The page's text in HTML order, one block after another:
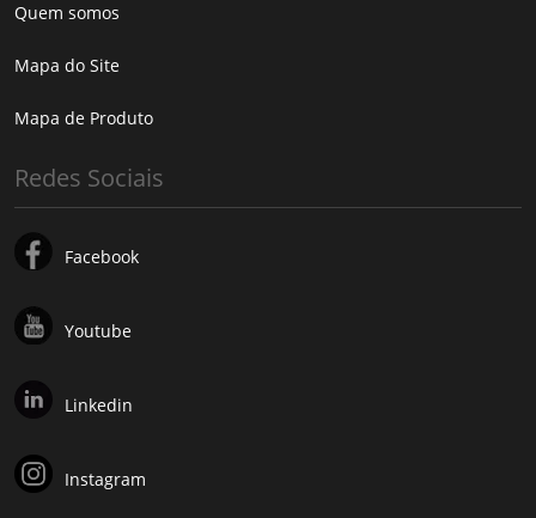
Quem somos
Mapa do Site
Mapa de Produto
Redes Sociais
Facebook
Youtube
Linkedin
Instagram